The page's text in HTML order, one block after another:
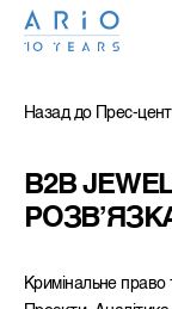
Назад до Прес-
B2B
Кримiнальне право